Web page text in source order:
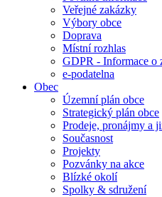
Veřejné zakázky
Výbory obce
Doprava
Místní rozhlas
GDPR - Informace o
e-podatelna
Obec
Územní plán obce
Strategický plán obce
Prodeje, pronájmy a
Současnost
Projekty
Pozvánky na akce
Blízké okolí
Spolky & sdružení